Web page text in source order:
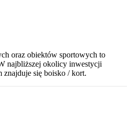
oraz obiektów sportowych to
najbliższej okolicy inwestycji
znajduje się boisko / kort.